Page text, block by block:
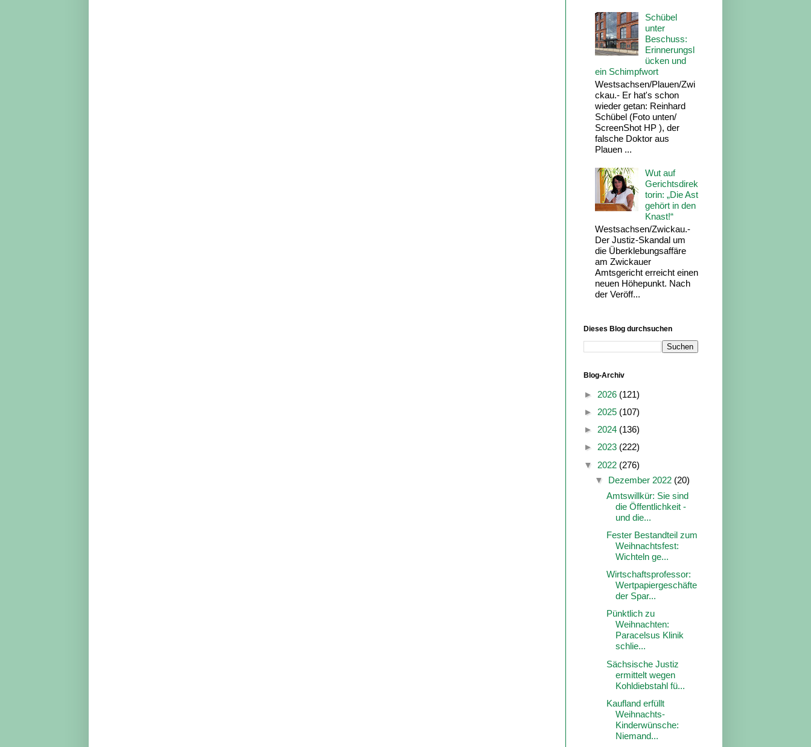
Schübel
unter
Beschuss:
Erinnerungsl
ücken und
ein Schimpfwort
Westsachsen/Plauen/Zwi
ckau.- Er hat's schon
wieder getan: Reinhard
Schübel (Foto unten/
ScreenShot HP ), der
falsche Doktor aus
Plauen ...
Wut auf
Gerichtsdirek
torin: „Die Ast
gehört in den
Knast!“
Westsachsen/Zwickau.-
Der Justiz-Skandal um
die Überklebungsaffäre
am Zwickauer
Amtsgericht erreicht einen
neuen Höhepunkt. Nach
der Veröff...
Dieses Blog durchsuchen
Blog-Archiv
► 2026 (121)
► 2025 (107)
► 2024 (136)
► 2023 (222)
▼ 2022 (276)
▼ Dezember 2022 (20)
Amtswillkür: Sie sind
die Öffentlichkeit -
und die...
Fester Bestandteil zum
Weihnachtsfest:
Wichteln ge...
Wirtschaftsprofessor:
Wertpapiergeschäfte
der Spar...
Pünktlich zu
Weihnachten:
Paracelsus Klinik
schlie...
Sächsische Justiz
ermittelt wegen
Kohldiebstahl fü...
Kaufland erfüllt
Weihnachts-
Kinderwünsche:
Niemand...